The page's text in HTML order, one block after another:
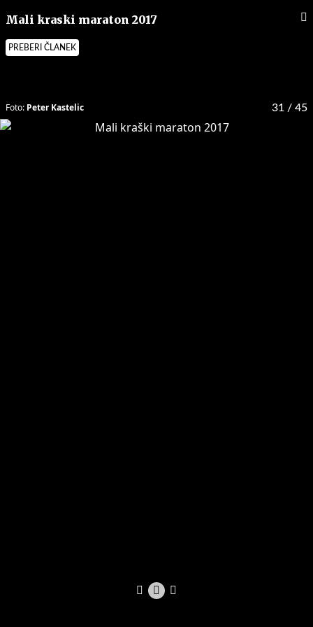
Mali kraski maraton 2017
PREBERI ČLANEK
31 / 45
Foto: Peter Kastelic